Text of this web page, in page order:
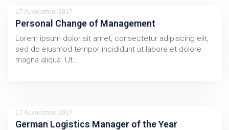
17 Αυγούστου, 2017
Personal Change of Management
Lorem ipsum dolor sit amet, consectetur adipiscing elit,
sed do eiusmod tempor incididunt ut labore et dolore
magna aliqua. Ut…
17 Αυγούστου, 2017
German Logistics Manager of the Year